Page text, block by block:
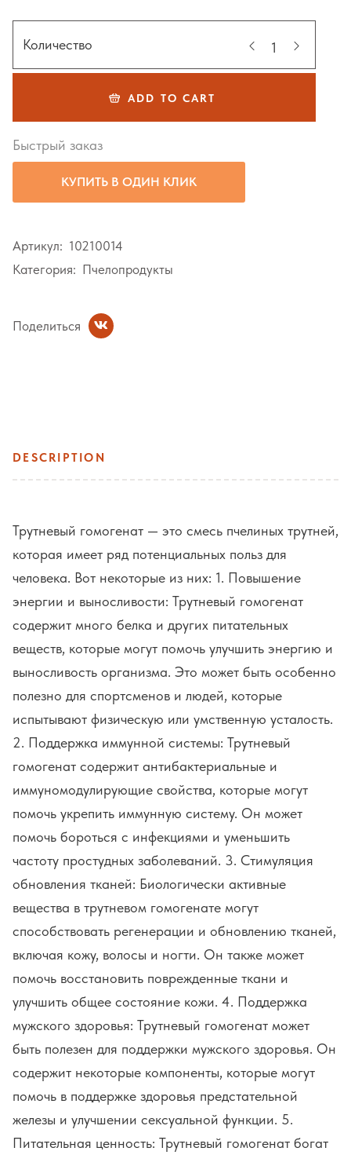
Количество
ADD TO CART
Быстрый заказ
КУПИТЬ В ОДИН КЛИК
Артикул: 10210014
Категория: Пчелопродукты
Поделиться
DESCRIPTION
Трутневый гомогенат — это смесь пчелиных трутней,
которая имеет ряд потенциальных польз для
человека. Вот некоторые из них: 1. Повышение
энергии и выносливости: Трутневый гомогенат
содержит много белка и других питательных
веществ, которые могут помочь улучшить энергию и
выносливость организма. Это может быть особенно
полезно для спортсменов и людей, которые
испытывают физическую или умственную усталость.
2. Поддержка иммунной системы: Трутневый
гомогенат содержит антибактериальные и
иммуномодулирующие свойства, которые могут
помочь укрепить иммунную систему. Он может
помочь бороться с инфекциями и уменьшить
частоту простудных заболеваний. 3. Стимуляция
обновления тканей: Биологически активные
вещества в трутневом гомогенате могут
способствовать регенерации и обновлению тканей,
включая кожу, волосы и ногти. Он также может
помочь восстановить поврежденные ткани и
улучшить общее состояние кожи. 4. Поддержка
мужского здоровья: Трутневый гомогенат может
быть полезен для поддержки мужского здоровья. Он
содержит некоторые компоненты, которые могут
помочь в поддержке здоровья предстательной
железы и улучшении сексуальной функции. 5.
Питательная ценность: Трутневый гомогенат богат